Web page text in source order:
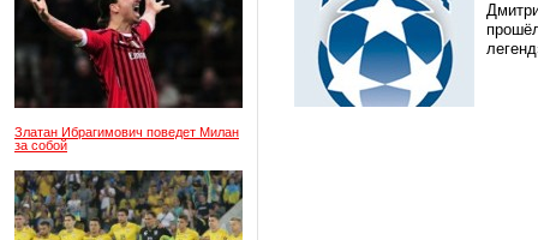
Златан Ибрагимович поведет Милан
за собой